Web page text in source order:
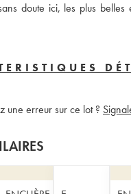
doute ici, les plus belles
une erreur sur ce lot ?